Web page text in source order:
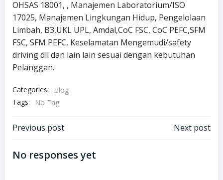
OHSAS 18001, , Manajemen Laboratorium/ISO
17025, Manajemen Lingkungan Hidup, Pengelolaan
Limbah, B3,UKL UPL, Amdal,CoC FSC, CoC PEFC,SFM
FSC, SFM PEFC, Keselamatan Mengemudi/safety
driving dll dan lain lain sesuai dengan kebutuhan
Pelanggan.
Categories:
Blog
Tags:
No Tag
Post
navigation
Previous post Next post
No responses yet